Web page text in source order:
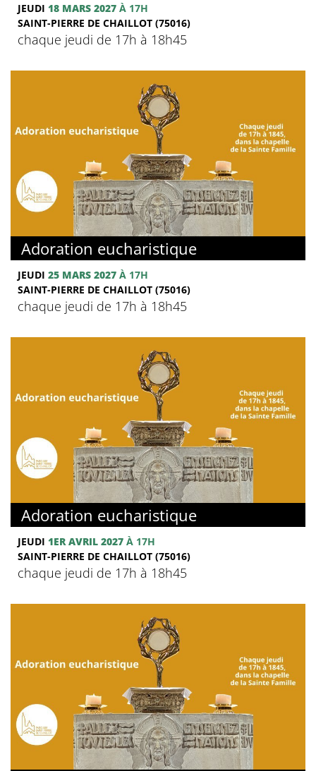
JEUDI 18 MARS 2027 À 17H
SAINT-PIERRE DE CHAILLOT (75016)
chaque jeudi de 17h à 18h45
Adoration eucharistique
JEUDI 25 MARS 2027 À 17H
SAINT-PIERRE DE CHAILLOT (75016)
chaque jeudi de 17h à 18h45
Adoration eucharistique
JEUDI 1ER AVRIL 2027 À 17H
SAINT-PIERRE DE CHAILLOT (75016)
chaque jeudi de 17h à 18h45